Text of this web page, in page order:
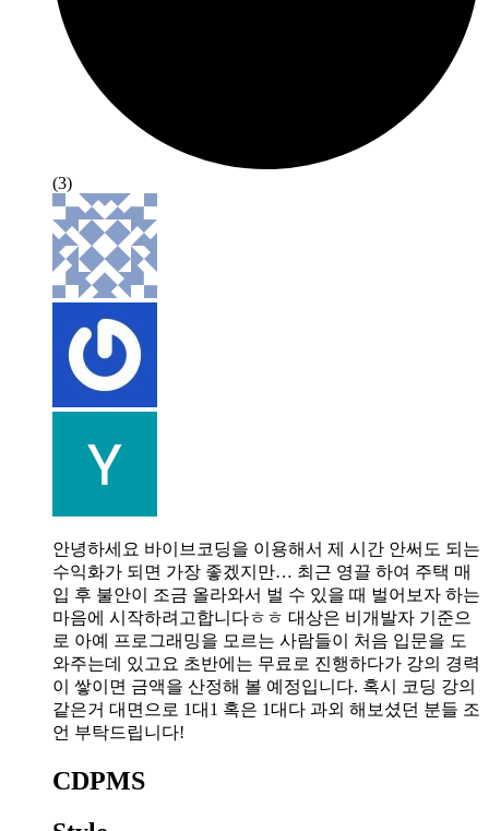
(3)
안녕하세요 바이브코딩을 이용해서 제 시간 안써도 되는
수익화가 되면 가장 좋겠지만… 최근 영끌 하여 주택 매
입 후 불안이 조금 올라와서 벌 수 있을 때 벌어보자 하는
마음에 시작하려고합니다ㅎㅎ 대상은 비개발자 기준으
로 아예 프로그래밍을 모르는 사람들이 처음 입문을 도
와주는데 있고요 초반에는 무료로 진행하다가 강의 경력
이 쌓이면 금액을 산정해 볼 예정입니다. 혹시 코딩 강의
같은거 대면으로 1대1 혹은 1대다 과외 해보셨던 분들 조
언 부탁드립니다!
CDPMS